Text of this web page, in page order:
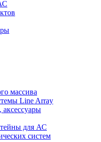
массива
Line Array
для АС
систем